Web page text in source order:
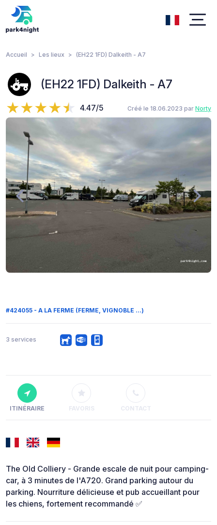
Accueil Les lieux (EH22 1FD) Dalkeith - A7
(EH22 1FD) Dalkeith - A7
4.47/5 Créé le 18.06.2023 par Norty
#424055 - A LA FERME (FERME, VIGNOBLE ...)
3 services
ITINÉRAIRE FAVORIS CONTACT
The Old Colliery - Grande escale de nuit pour camping-
car, à 3 minutes de l'A720. Grand parking autour du
parking. Nourriture délicieuse et pub accueillant pour
les chiens, fortement recommandé ✅